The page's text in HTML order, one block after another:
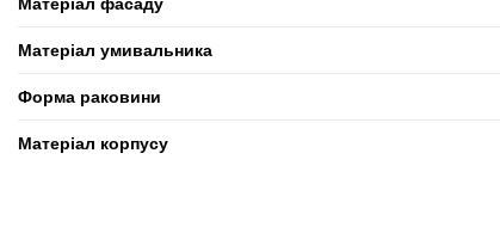
Матеріал фасаду
Матеріал умивальника
Форма раковини
Матеріал корпусу